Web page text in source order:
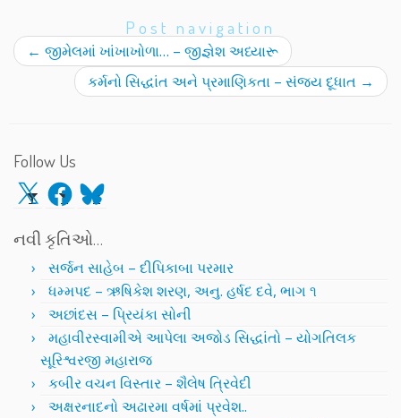
Post navigation
← જીમેલમાં ખાંખાખોળા… – જીજ્ઞેશ અધ્યારૂ
કર્મનો સિદ્ધાંત અને પ્રમાણિકતા – સંજય દૂધાત →
Follow Us
X Facebook
Bluesky
નવી કૃતિઓ…
સર્જન સાહેબ – દીપિકાબા પરમાર
ધમ્મપદ – ઋષિકેશ શરણ, અનુ. હર્ષદ દવે, ભાગ ૧
અછાંદસ – પ્રિયંકા સોની
મહાવીરસ્વામીએ આપેલા અજોડ સિદ્ધાંતો – યોગતિલક
સૂરિશ્વરજી મહારાજ
કબીર વચન વિસ્તાર – શૈલેષ ત્રિવેદી
અક્ષરનાદનો અઢારમા વર્ષમાં પ્રવેશ..